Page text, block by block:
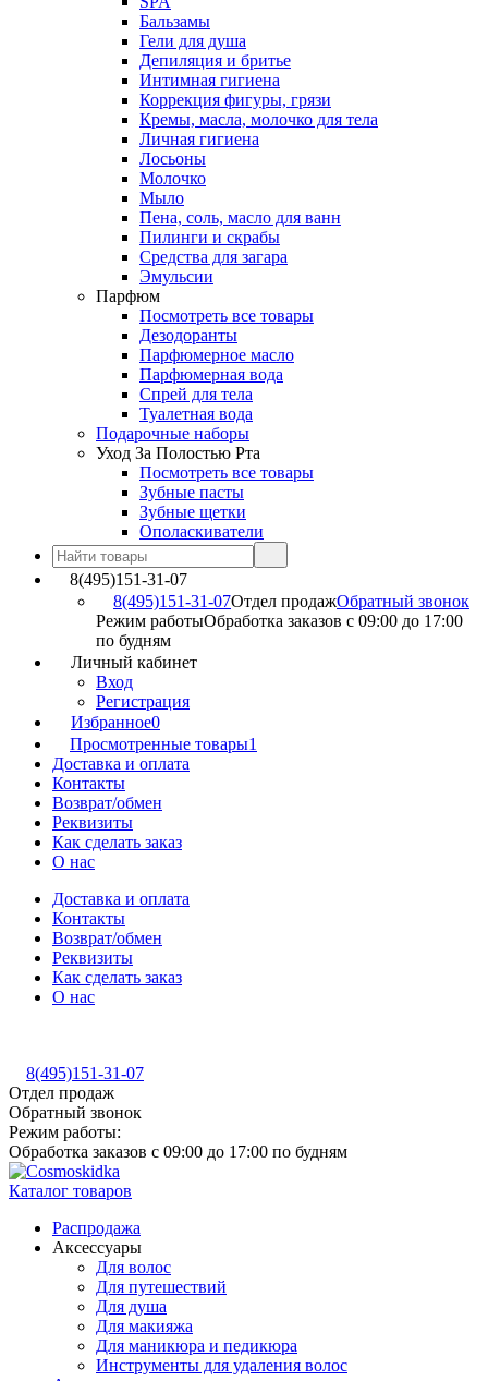
Бальзамы
Гели для душа
Депиляция и бритье
Интимная гигиена
Коррекция фигуры, грязи
Кремы, масла, молочко для тела
Личная гигиена
Лосьоны
Молочко
Мыло
Пена, соль, масло для ванн
Пилинги и скрабы
Средства для загара
Эмульсии
Парфюм
Посмотреть все товары
Дезодоранты
Парфюмерное масло
Парфюмерная вода
Спрей для тела
Туалетная вода
Подарочные наборы
Уход За Полостью Рта
Посмотреть все товары
Зубные пасты
Зубные щетки
Ополаскиватели
8(495)151-31-07
8(495)151-31-07Отдел продажОбратный звонок
Режим работыОбработка заказов с 09:00 до 17:00
по будням
Личный кабинет
Вход
Регистрация
Избранное0
Просмотренные товары1
Доставка и оплата
Контакты
Возврат/обмен
Реквизиты
Как сделать заказ
О нас
Доставка и оплата
Контакты
Возврат/обмен
Реквизиты
Как сделать заказ
О нас
8(495)151-31-07
Отдел продаж
Обратный звонок
Режим работы:
Обработка заказов с 09:00 до 17:00 по будням
Каталог товаров
Распродажа
Аксессуары
Для волос
Для путешествий
Для душа
Для макияжа
Для маникюра и педикюра
Инструменты для удаления волос